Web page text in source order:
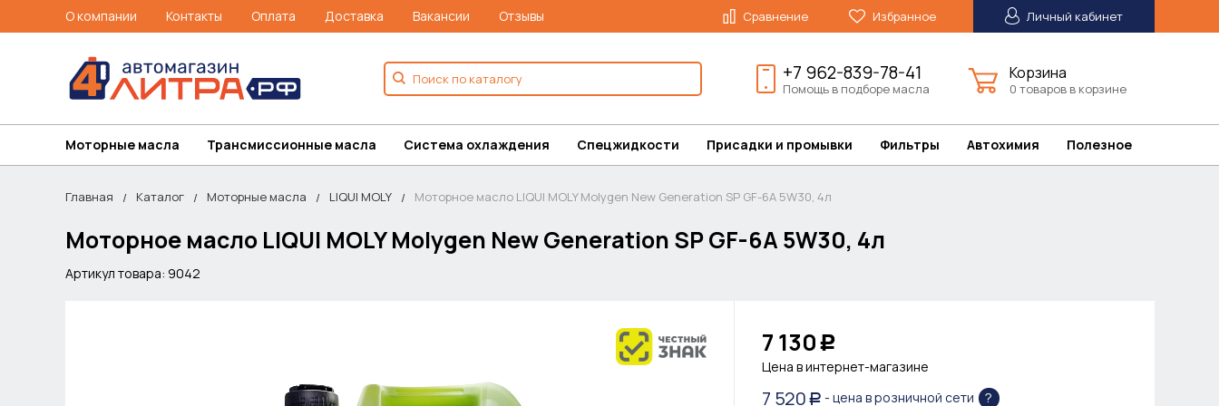
О компании Контакты Оплата Доставка Вакансии Отзывы Сравнение Избранное Личный кабинет
+7 962-839-78-41
Помощь в подборе масла
Корзина
0 товаров в корзине
Моторные масла Трансмиссионные масла Система охлаждения Спецжидкости Присадки и промывки Фильтры Автохимия Полезное
Главная Каталог Моторные масла LIQUI MOLY Моторное масло LIQUI MOLY Molygen New Generation SP GF-6A 5W30, 4л
Моторное масло LIQUI MOLY Molygen New Generation SP GF-6A 5W30, 4л
Артикул товара: 9042
7 130 Р
Цена в интернет-магазине
7 520 Р - цена в розничной сети ?